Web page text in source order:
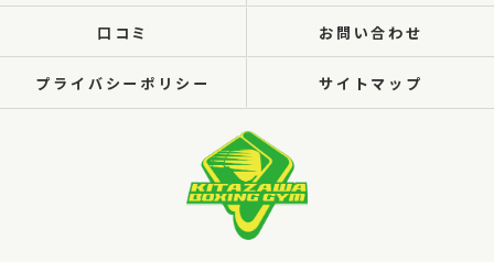
口コミ お問い合わせ
プライバシーポリシー サイトマップ